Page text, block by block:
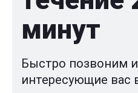
минут
Быстро позвоним
интересующие вас